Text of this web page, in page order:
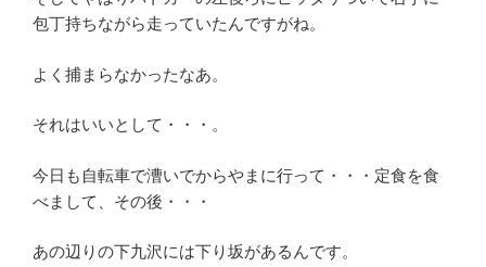
包丁持ちながら走っていたんですがね。
よく捕まらなかったなあ。
それはいいとして・・・。
今日も自転車で漕いでからやまに行って・・・定食を食
べまして、その後・・・
あの辺りの下九沢には下り坂があるんです。